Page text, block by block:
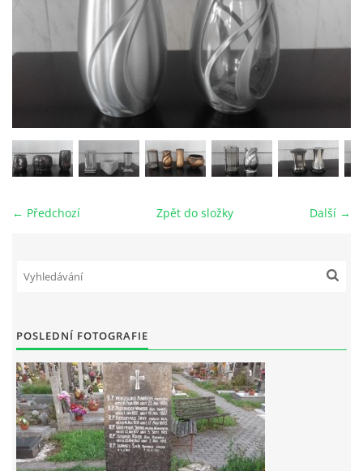
PÍSMO, PÍSKOVÁNÍ, GRAVÍROVÁNÍ, NÁHROBNÍ SKLO
POMNÍKOVÉ DOPLŇKY
FOTOPORCELÁN
VZORKOVNÍK KAMENE
FOTOALBUM
© 2026 eStránky.cz |RSS
← Předchozí Další →
Zpět do složky
POSLEDNÍ FOTOGRAFIE